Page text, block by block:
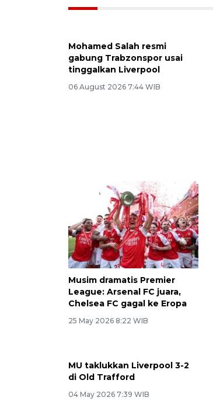
Mohamed Salah resmi
gabung Trabzonspor usai
tinggalkan Liverpool
06 August 2026 7:44 WIB
Musim dramatis Premier
League: Arsenal FC juara,
Chelsea FC gagal ke Eropa
25 May 2026 8:22 WIB
MU taklukkan Liverpool 3-2
di Old Trafford
04 May 2026 7:39 WIB